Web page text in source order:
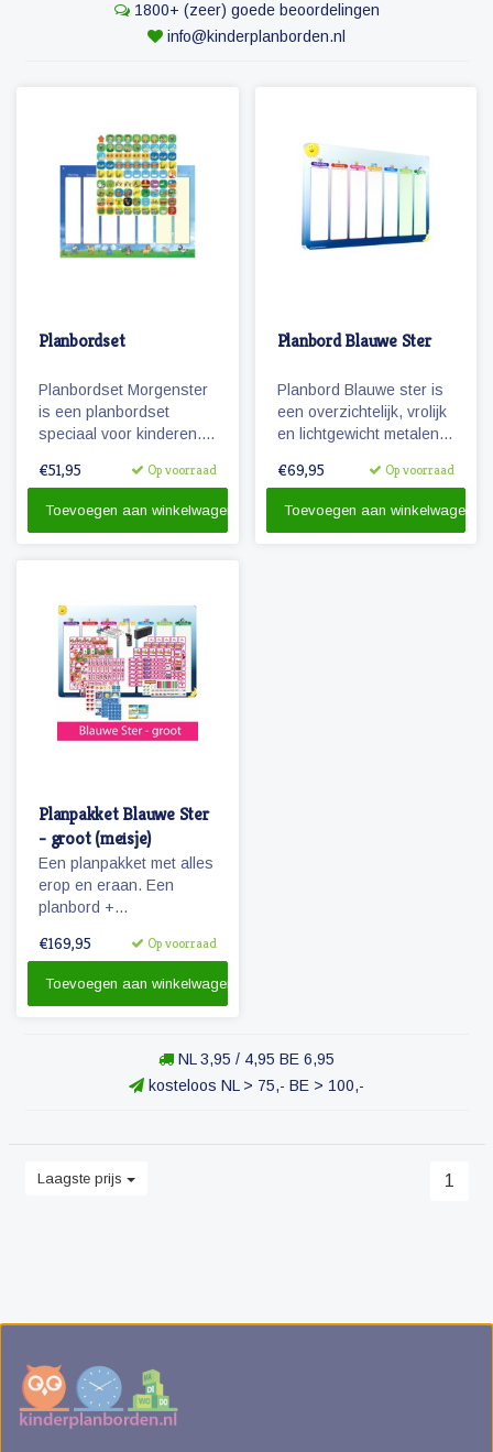
1800+ (zeer) goede beoordelingen
info@kinderplanborden.nl
Planbordset
Planbordset Morgenster
is een planbordset
speciaal voor kinderen.
planbord en een
magnetische
€51,95 Op voorraad
Toevoegen aan winkelwagen
Planbord Blauwe Ster
Planbord Blauwe ster is
een overzichtelijk, vrolijk
en lichtgewicht metalen
(60 x 40 cm). Het bord
week en werkt met
€69,95 Op voorraad
Toevoegen aan winkelwagen
Planpakket Blauwe Ster
- groot (meisje)
Een planpakket met alles
erop en eraan. Een
planbord +
reinigingsmateriaal.
€169,95 Op voorraad
Toevoegen aan winkelwagen
NL 3,95 / 4,95 BE 6,95
kosteloos NL > 75,- BE > 100,-
Laagste prijs 1